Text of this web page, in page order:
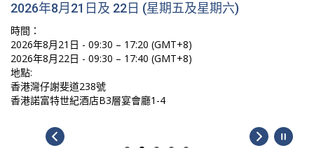
2026年8月21日及 22日 (星期五及星期六)
時間：
2026年8月21日 - 09:30 – 17:20 (GMT+8)
2026年8月22日 - 09:30 – 17:40 (GMT+8)
地點:
香港灣仔謝斐道238號
香港諾富特世紀酒店B3層宴會廳1-4